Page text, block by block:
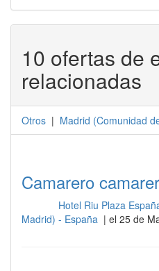
10 ofertas de
relacionadas
Otros | Madrid (Comunidad
Camarero
Hotel Riu Plaza
Madrid) - España | el 25 de